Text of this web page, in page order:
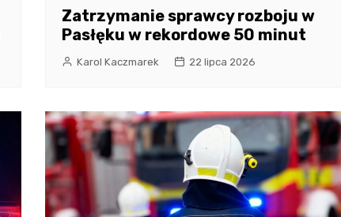
Zatrzymanie sprawcy rozboju w
Pasłęku w rekordowe 50 minut
Karol Kaczmarek 22 lipca 2026